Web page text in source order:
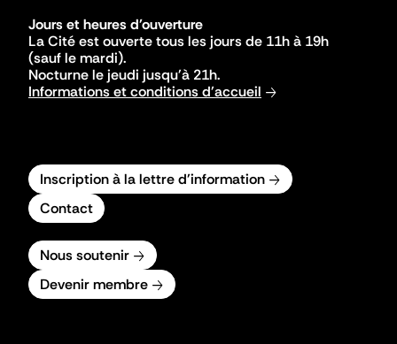
Jours et heures d'ouverture
La Cité est ouverte tous les jours de 11h à 19h
(sauf le mardi).
Nocturne le jeudi jusqu'à 21h.
Informations et conditions d'accueil
Inscription à la lettre d'information
Contact
Nous soutenir
Devenir membre